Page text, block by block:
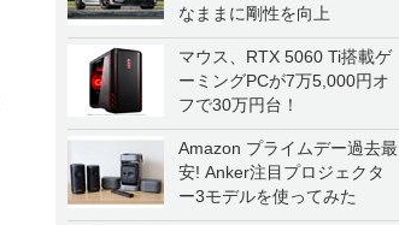
なままに剛性を向上
マウス、RTX 5060 Ti搭載ゲ
ーミングPCが7万5,000円オ
フで30万円台！
Amazon プライムデー過去最
安! Anker注目プロジェクタ
ー3モデルを使ってみた